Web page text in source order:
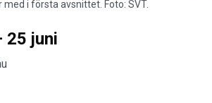
med i första avsnittet. Foto: SVT.
25 juni